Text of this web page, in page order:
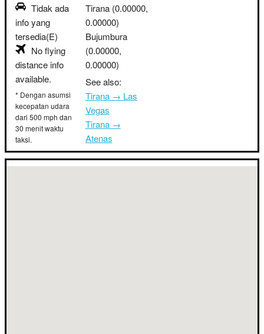
Tidak ada
info yang
tersedia(E)
No flying
distance info
available.
* Dengan asumsi
kecepatan udara
dari 500 mph dan
30 menit waktu
taksi.
Tirana (0.00000,
0.00000)
Bujumbura
(0.00000,
0.00000)
See also:
Tirana → Las
Vegas
Tirana →
Atenas